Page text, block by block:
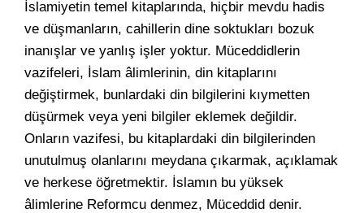
İslamiyetin temel kitaplarında, hiçbir mevdu hadis
ve düşmanların, cahillerin dine soktukları bozuk
inanışlar ve yanlış işler yoktur. Müceddidlerin
vazifeleri, İslam âlimlerinin, din kitaplarını
değiştirmek, bunlardaki din bilgilerini kıymetten
düşürmek veya yeni bilgiler eklemek değildir.
Onların vazifesi, bu kitaplardaki din bilgilerinden
unutulmuş olanlarını meydana çıkarmak, açıklamak
ve herkese öğretmektir. İslamın bu yüksek
âlimlerine Reformcu denmez, Müceddid denir.